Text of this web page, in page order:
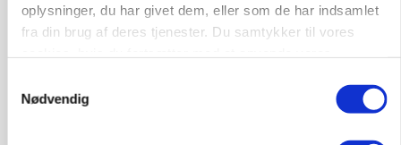
oplysninger, du har givet dem, eller som de har indsamlet
fra din brug af deres tjenester. Du samtykker til vores
Nødvendig
Leder til klimastald
Klimastald
9670, Løgstør 03. aug.